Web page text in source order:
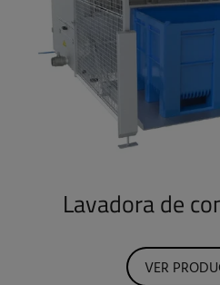
Lavadora de
VER